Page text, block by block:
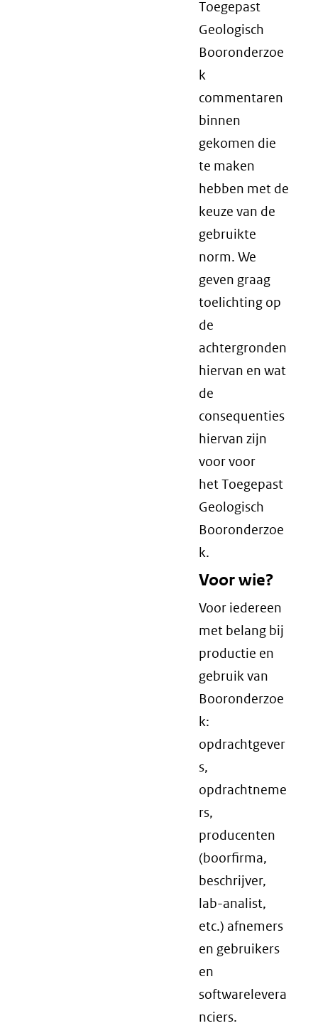
Toegepast
Geologisch
Booronderzoe
k
commentaren
binnen
gekomen die
te maken
hebben met de
keuze van de
gebruikte
norm. We
geven graag
toelichting op
de
achtergronden
hiervan en wat
de
consequenties
hiervan zijn
voor voor
het Toegepast
Geologisch
Booronderzoe
k.
Voor wie?
Voor iedereen
met belang bij
productie en
gebruik van
Booronderzoe
k:
opdrachtgever
s,
opdrachtneme
rs,
producenten
(boorfirma,
beschrijver,
lab-analist,
etc.) afnemers
en gebruikers
en
softwarelevera
nciers.